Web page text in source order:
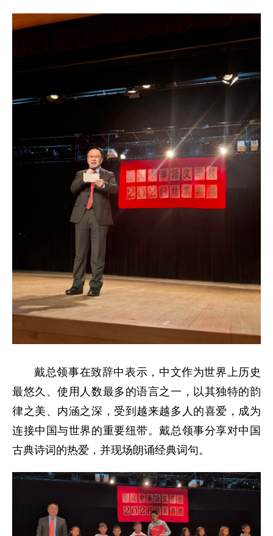
戴总领事在致辞中表示，中文作为世界上历史
最悠久、使用人数最多的语言之一，以其独特的韵
律之美、内涵之深，受到越来越多人的喜爱，成为
连接中国与世界的重要纽带。戴总领事分享对中国
古典诗词的热爱，并现场朗诵经典词句。